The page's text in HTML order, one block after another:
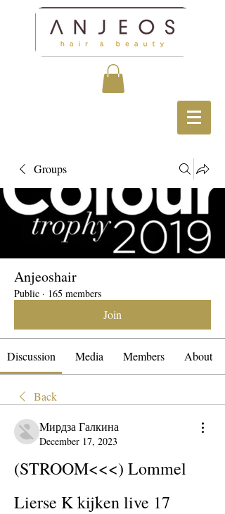
Groups
Anjeoshair
Public · 165 members
Join
Discussion Media Members About
Back
Мирдза Галкина
December 17, 2023
(STROOM<<<) Lommel
Lierse K kijken live 17